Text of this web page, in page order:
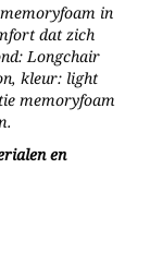
in
dat zich
Longchair
kleur: light
memoryfoam
en